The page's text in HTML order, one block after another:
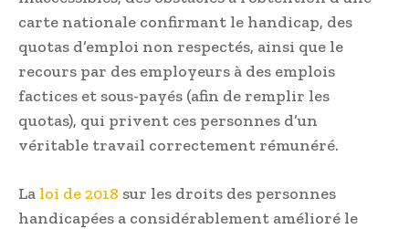
carte nationale confirmant le handicap, des
quotas d’emploi non respectés, ainsi que le
recours par des employeurs à des emplois
factices et sous-payés (afin de remplir les
quotas), qui privent ces personnes d’un
véritable travail correctement rémunéré.
La loi de 2018 sur les droits des personnes
handicapées a considérablement amélioré le